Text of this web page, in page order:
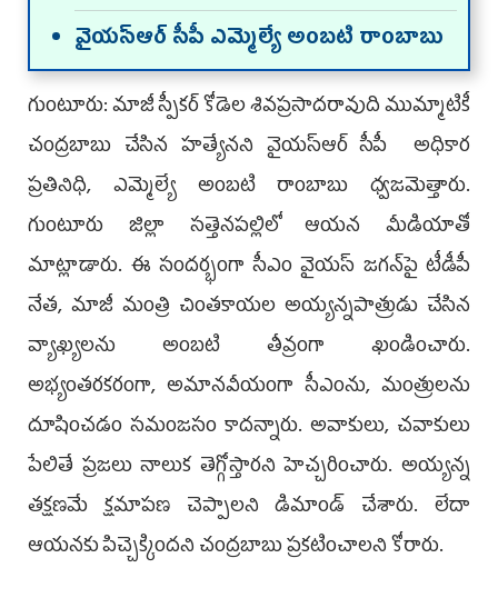
వైయ‌స్ఆర్ సీపీ ఎమ్మెల్యే అంబటి రాంబాబు
గుంటూరు: మాజీ స్పీకర్‌ కోడెల శివప్రసాదరావుది ముమ్మాటికీ
చంద్రబాబు చేసిన హత్యేనని వైయ‌స్ఆర్‌ సీపీ అధికార
ప్ర‌తినిధి, ఎమ్మెల్యే అంబటి రాంబాబు ధ్వజమెత్తారు.
గుంటూరు జిల్లా సత్తెనపల్లిలో ఆయన మీడియాతో
మాట్లాడారు. ఈ సందర్భంగా సీఎం వైయ‌స్‌ జగన్‌పై టీడీపీ
నేత, మాజీ మంత్రి చింతకాయల అయ్యన్నపాత్రుడు చేసిన
వ్యాఖ్యలను అంబటి తీవ్రంగా ఖండించారు.
అభ్యంతరకరంగా, అమానవీయంగా సీఎంను, మంత్రులను
దూషించడం సమంజసం కాదన్నారు. అవాకులు, చవాకులు
పేలితే ప్రజలు నాలుక తెగ్గోస్తారని హెచ్చరించారు. అయ్యన్న
తక్షణమే క్షమాపణ చెప్పాలని డిమాండ్‌ చేశారు. లేదా
ఆయనకు పిచ్చెక్కిందని చంద్రబాబు ప్రకటించాలని కోరారు.